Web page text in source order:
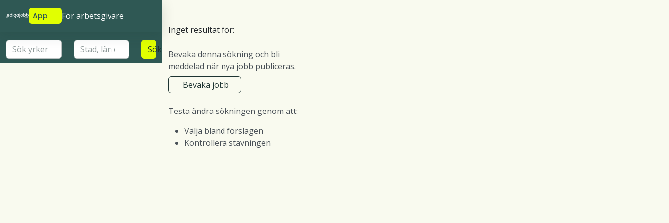
App För arbetsgivare
Sök
Inget resultat för:
Bevaka denna sökning och bli
meddelad när nya jobb publiceras.
Bevaka jobb
Testa ändra sökningen genom att:
Välja bland förslagen
Kontrollera stavningen